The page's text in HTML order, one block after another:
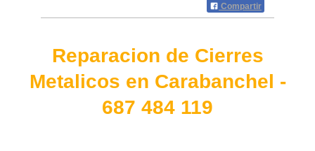
Compartir
Reparacion de Cierres
Metalicos en Carabanchel -
687 484 119